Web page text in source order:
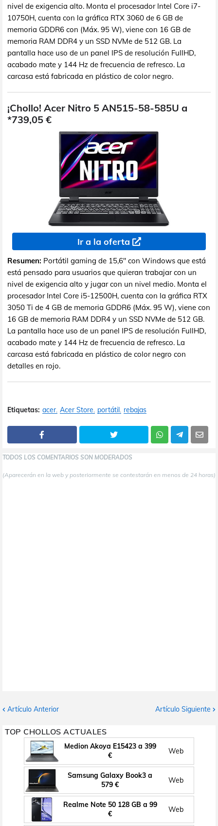
nivel de exigencia alto. Monta el procesador Intel Core i7-
10750H, cuenta con la gráfica RTX 3060 de 6 GB de
memoria GDDR6 con (Máx. 95 W), viene con 16 GB de
memoria RAM DDR4 y un SSD NVMe de 512 GB. La
pantalla hace uso de un panel IPS de resolución FullHD,
acabado mate y 144 Hz de frecuencia de refresco. La
carcasa está fabricada en plástico de color negro.
¡Chollo! Acer Nitro 5 AN515-58-585U a
*739,05 €
Ir a la oferta
Resumen: Portátil gaming de 15,6" con Windows que está
está pensado para usuarios que quieran trabajar con un
nivel de exigencia alto y jugar con un nivel medio. Monta el
procesador Intel Core i5-12500H, cuenta con la gráfica RTX
3050 Ti de 4 GB de memoria GDDR6 (Máx. 95 W), viene con
16 GB de memoria RAM DDR4 y un SSD NVMe de 512 GB.
La pantalla hace uso de un panel IPS de resolución FullHD,
acabado mate y 144 Hz de frecuencia de refresco. La
carcasa está fabricada en plástico de color negro con
detalles en rojo.
Etiquetas: acer Acer Store portátil rebajas
TODOS LOS COMENTARIOS SON MODERADOS
(Aparecerán en la web y posteriormente se contestarán en menos de 24 horas)
Artículo Anterior Artículo Siguiente
TOP CHOLLOS ACTUALES
Medion Akoya E15423 a 399
€
Web
Samsung Galaxy Book3 a
579 €
Web
Realme Note 50 128 GB a 99
€
Web